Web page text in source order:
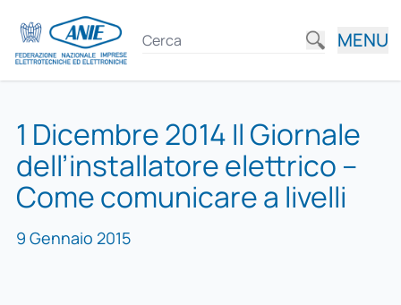
MENU
1 Dicembre 2014 Il Giornale
dell’installatore elettrico –
Come comunicare a livelli
9 Gennaio 2015